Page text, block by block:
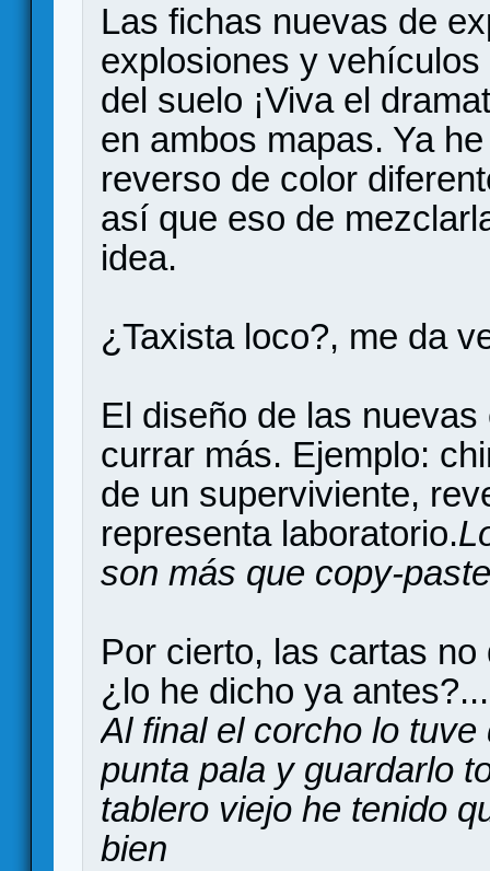
Las fichas nuevas de
explosiones y
del suelo ¡Viva el
en ambos mapas. Ya
reverso de color
así que eso de
idea.
¿Taxista loco?, me da
El diseño de las
currar más. Ejemplo:
de un superviviente,
representa laboratorio.
son más que copy-
Por cierto, las cartas
¿lo he dicho ya
Al final el corcho lo
punta pala y guardarlo
tablero viejo he tenido
bien